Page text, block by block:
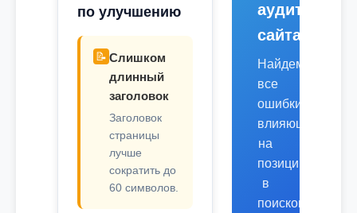
по улучшению
📝 Слишком
длинный
заголовок
Заголовок
страницы
лучше
сократить до
60 символов.
аудит
сайта
Найдем
все
ошибки,
влияющие
на
позиции
в
поисковых